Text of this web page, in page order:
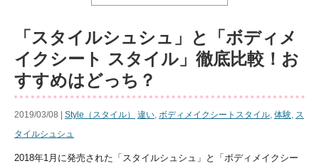
「スタイルシュシュ」と「ボディメ
イクシート スタイル」徹底比較！お
すすめはどっち？
2019/03/08 | Style（スタイル） 違い, ボディメイクシートスタイル, 体験, ス
タイルシュシュ
2018年1月に発売された「スタイルシュシュ」と「ボディメイクシー